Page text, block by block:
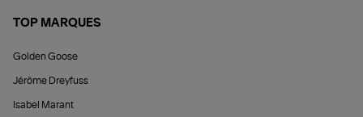
TOP MARQUES
Golden Goose
Jérôme Dreyfuss
Isabel Marant